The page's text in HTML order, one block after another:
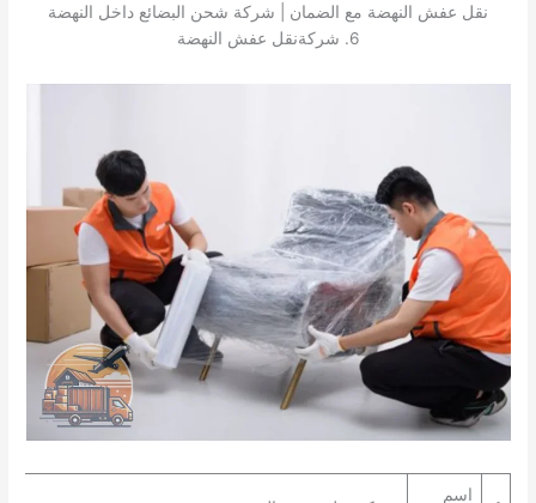
نقل عفش النهضة مع الضمان | شركة شحن البضائع داخل النهضة
6. شركةنقل عفش النهضة
اسم